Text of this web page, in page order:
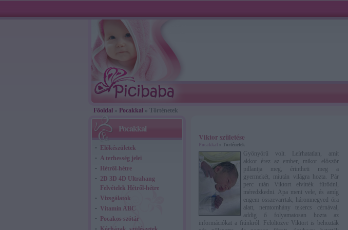
Főoldal » Pocakkal » Történetek
Viktor születése
» Történetek
Gyönyörű volt. Leírhatatlan, amit
akkor érez az ember, mikor először
pillantja meg, érintheti meg a
gyermekét, miután világra hozta. Pár
perc után Viktort elvitték fürödni,
méredzkedni. Apa ment vele, és amíg
engem összevarrtak, háromnegyed óra
alatt, nemtomhány tekercs cérnával,
addig ő folyamatosan hozta az
információkat a fiúnkról. Felöltözve Viktort is behozták
Pocakkal
Előkészületek
A terhesség jelei
Hétről-hétre
2D 3D 4D Ultrahang
Felvételek Hétről-hétre
Vizsgálatok
Vitamin ABC
Pocakos szótár